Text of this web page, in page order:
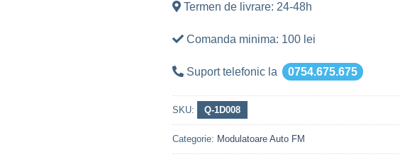
Termen de livrare: 24-48h
Comanda minima: 100 lei
Suport telefonic la 0754.675.675
SKU: Q-1D008
Categorie: Modulatoare Auto FM